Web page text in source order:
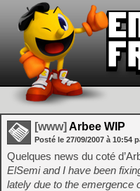
[www] Arbee WIP
Posté le 27/09/2007 à 10:54
Quelques news du coté
ElSemi and I have been
lately due to the emergence